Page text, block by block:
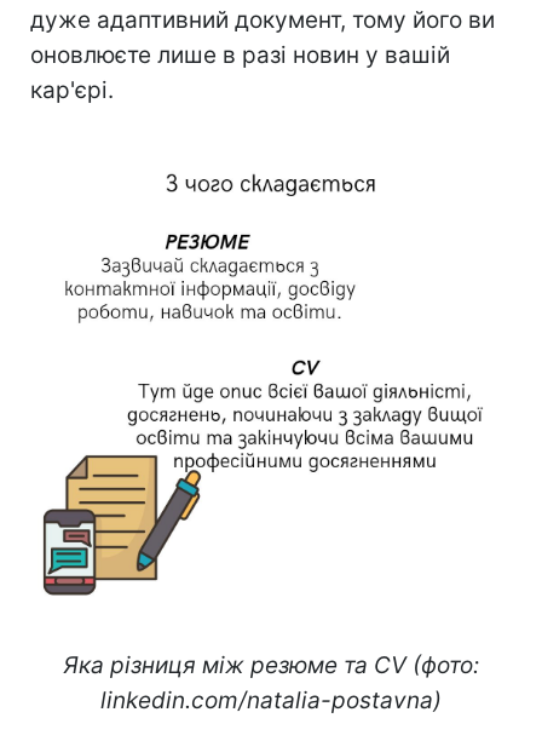
дуже адаптивний документ, тому його ви
оновлюєте лише в разі новин у вашій
кар'єрі.
Яка різниця між резюме та CV (фото:
linkedin.com/natalia-postavna)